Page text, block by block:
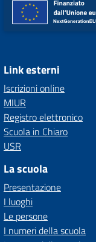
Link esterni
Iscrizioni online
MIUR
Registro elettronico
Scuola in Chiaro
USR
La scuola
Presentazione
I luoghi
Le persone
I numeri della scuola